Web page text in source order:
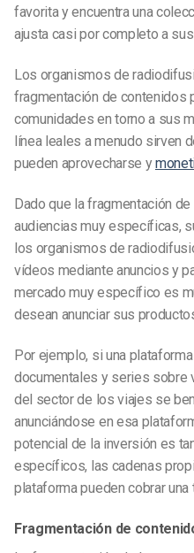
favorita y encuentra una
ajusta casi por completo a
Los organismos de
fragmentación de contenidos
comunidades en torno a sus
línea leales a menudo sirven
pueden aprovecharse y
Dado que la fragmentación
audiencias muy específicas,
los organismos de
vídeos mediante anuncios y
mercado muy específico es
desean anunciar sus
Por ejemplo, si una
documentales y series sobre
del sector de los viajes se
anunciándose en esa
potencial de la inversión es
específicos, las cadenas
plataforma pueden cobrar
Fragmentación de